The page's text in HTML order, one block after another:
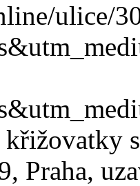
ulice/
Praha,